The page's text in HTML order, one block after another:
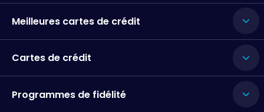
Meilleures cartes de crédit
Cartes de crédit
Programmes de fidélité